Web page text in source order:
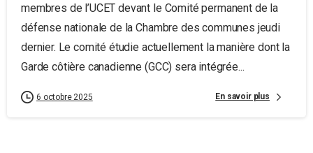
membres de l’UCET devant le Comité permanent de la
défense nationale de la Chambre des communes jeudi
dernier. Le comité étudie actuellement la manière dont la
Garde côtière canadienne (GCC) sera intégrée...
6 octobre 2025 En savoir plus